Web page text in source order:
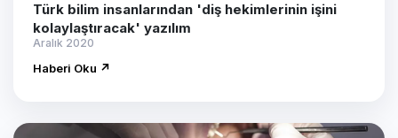
Türk bilim insanlarından 'diş hekimlerinin işini
kolaylaştıracak' yazılım
Aralık 2020
Haberi Oku ↗